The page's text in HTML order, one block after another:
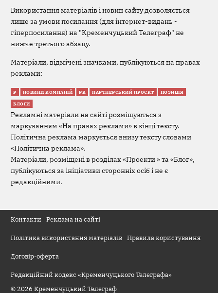
Використання матеріалів і новин сайту дозволяється
лише за умови посилання (для інтернет-видань -
гіперпосилання) на "Кременчуцький Телеграф" не
нижче третього абзацу.
Матеріали, відмічені значками, публікуються на правах
реклами:
Р НОВИНИ КОМПАНІЙ PR ПАРТНЕРСЬКИЙ ПРОЄКТ ПОЗИЦІЯ
БЛОГИ
Рекламні матеріали на сайті розміщуються з
маркуванням «На правах реклами» в кінці тексту.
Політична реклама маркується внизу тексту словами
«Політична реклама».
Матеріали, розміщені в розділах «Проекти » та «Блог»,
публікуються за ініціативи сторонніх осіб і не є
редакційними.
Контакти Реклама на сайті
Політика використання матеріалів Правила користування
Договір-оферта
Редакційний кодекс «Кременчуцького Телеграфа»
© 2026 Кременчуцький Телеграф